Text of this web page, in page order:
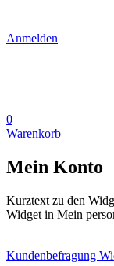
Anmelden
0
Warenkorb
Mein Konto
Kurztext zu den
Widget in Mein
Kundenbefragung